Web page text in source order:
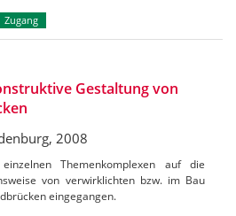
Zugang
Gestaltung von
2008
Themenkomplexen auf die
von verwirklichten bzw. im Bau
eingegangen.